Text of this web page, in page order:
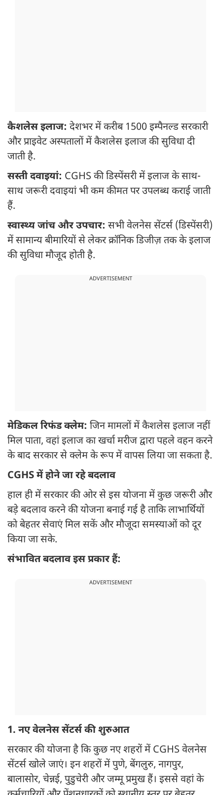
कैशलेस इलाज: देशभर में करीब 1500 इम्पैनल्ड सरकारी
और प्राइवेट अस्पतालों में कैशलेस इलाज की सुविधा दी
जाती है.
सस्ती दवाइयां: CGHS की डिस्पेंसरी में इलाज के साथ-
साथ जरूरी दवाइयां भी कम कीमत पर उपलब्ध कराई जाती
हैं.
स्वास्थ्य जांच और उपचार: सभी वेलनेस सेंटर्स (डिस्पेंसरी)
में सामान्य बीमारियों से लेकर क्रॉनिक डिजीज़ तक के इलाज
की सुविधा मौजूद होती है.
ADVERTISEMENT
मेडिकल रिफंड क्लेम: जिन मामलों में कैशलेस इलाज नहीं
मिल पाता, वहां इलाज का खर्चा मरीज द्वारा पहले वहन करने
के बाद सरकार से क्लेम के रूप में वापस लिया जा सकता है.
CGHS में होने जा रहे बदलाव
हाल ही में सरकार की ओर से इस योजना में कुछ जरूरी और
बड़े बदलाव करने की योजना बनाई गई है ताकि लाभार्थियों
को बेहतर सेवाएं मिल सकें और मौजूदा समस्याओं को दूर
किया जा सके.
संभावित बदलाव इस प्रकार हैं:
ADVERTISEMENT
1. नए वेलनेस सेंटर्स की शुरुआत
सरकार की योजना है कि कुछ नए शहरों में CGHS वेलनेस
सेंटर्स खोले जाएं। इन शहरों में पुणे, बेंगलुरु, नागपुर,
बालासोर, चेन्नई, पुडुचेरी और जम्मू प्रमुख हैं। इससे वहां के